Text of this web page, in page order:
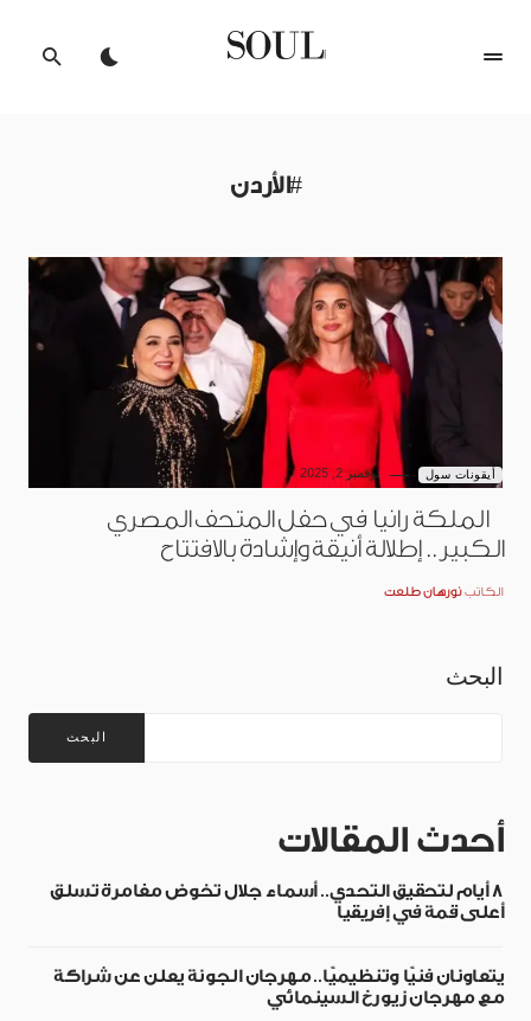
#الأردن
أيقونات سول نوفمبر 2, 2025
الملكة رانيا في حفل المتحف المصري
الكبير.. إطلالة أنيقة وإشادة بالافتتاح
الكاتب نورهان طلعت
البحث
البحث
أحدث المقالات
8 أيام لتحقيق التحدي.. أسماء جلال تخوض مغامرة تسلق
أعلى قمة في إفريقيا
يتعاونان فنيًا وتنظيميًا.. مهرجان الجونة يعلن عن شراكة
مع مهرجان زيورخ السينمائي